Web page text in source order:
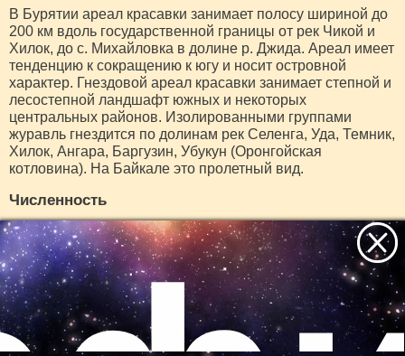
В Бурятии ареал красавки занимает полосу шириной до
200 км вдоль государственной границы от рек Чикой и
Хилок, до с. Михайловка в долине р. Джида. Ареал имеет
тенденцию к сокращению к югу и носит островной
характер. Гнездовой ареал красавки занимает степной и
лесостепной ландшафт южных и некоторых
центральных районов. Изолированными группами
журавль гнездится по долинам рек Селенга, Уда, Темник,
Хилок, Ангара, Баргузин, Убукун (Оронгойская
котловина). На Байкале это пролетный вид.
Численность
В июне 1984 г. гнездование красавки (2 пары) отмечено в
предгорьях Джидинского хребта в окр. с. Желтура и
одной пары вблизи с. Нижний Бургултай. Кроме того, у с.
Желтура в это же время зарегистрирован одиночный
журавль. Местами концентрации мигрирующих красавок
являются долины рек Тугнуй, Баргузин и Боргойская
котловина. Во время пролета в этих местах
Все самое интересное